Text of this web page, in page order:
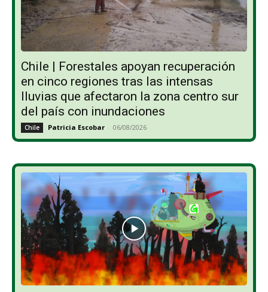
Chile | Forestales apoyan recuperación
en cinco regiones tras las intensas
lluvias que afectaron la zona centro sur
del país con inundaciones
Chile Patricia Escobar - 06/08/2026